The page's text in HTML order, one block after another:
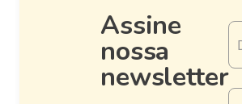
Assine
nossa
newsletter